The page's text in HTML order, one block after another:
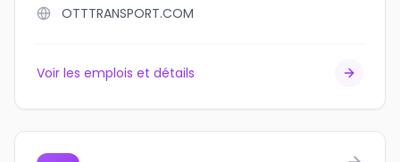
OTTTRANSPORT.COM
Voir les emplois et détails